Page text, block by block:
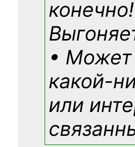
• Может
какой-
или